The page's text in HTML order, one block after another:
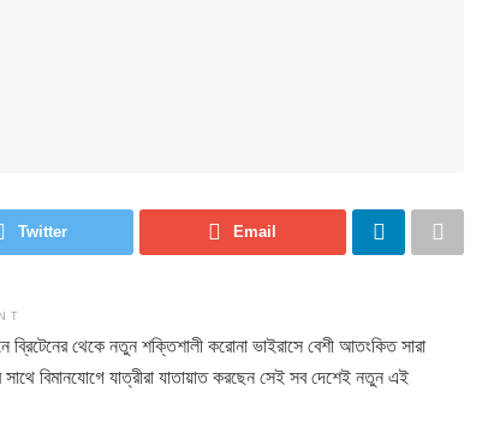
Twitter Email
ব্রিটেনের থেকে নতুন শক্তিশালী করোনা ভাইরাসে বেশী আতংকিত সারা
বিমানযোগে যাত্রীরা যাতায়াত করছেন সেই সব দেশেই নতুন এই